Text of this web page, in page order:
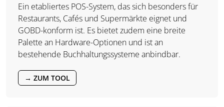
Ein etabliertes POS-System, das sich besonders für
Restaurants, Cafés und Supermärkte eignet und
GOBD-konform ist. Es bietet zudem eine breite
Palette an Hardware-Optionen und ist an
bestehende Buchhaltungssysteme anbindbar.
→ ZUM TOOL